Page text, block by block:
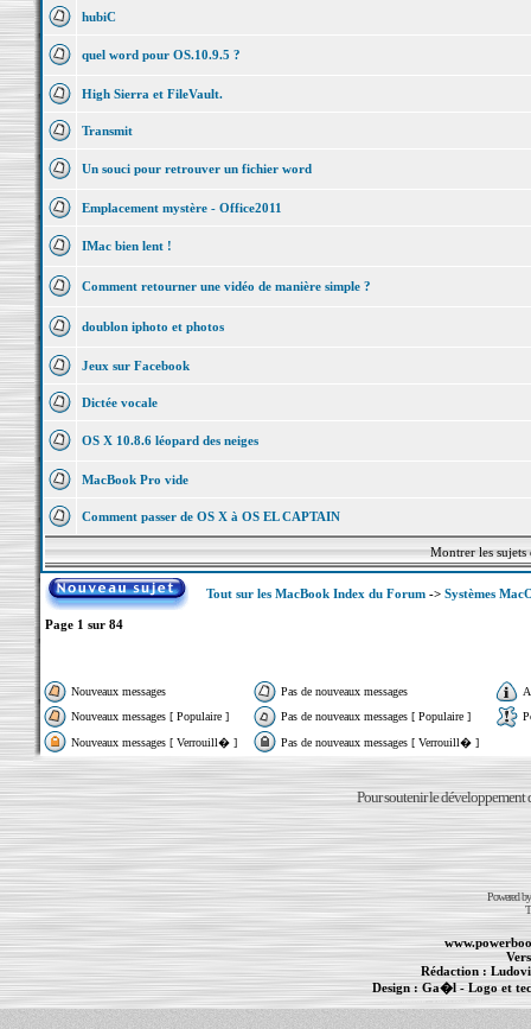
hubiC
quel word pour OS.10.9.5 ?
High Sierra et FileVault.
Transmit
Un souci pour retrouver un fichier word
Emplacement mystère - Office2011
IMac bien lent !
Comment retourner une vidéo de manière simple ?
doublon iphoto et photos
Jeux sur Facebook
Dictée vocale
OS X 10.8.6 léopard des neiges
MacBook Pro vide
Comment passer de OS X à OS EL CAPTAIN
Montrer les
Tout sur les MacBook Index du Forum-> Systèmes
Page 1 sur 84
Nouveaux messages Pas de nouveaux messages
Nouveaux messages [ Populaire ]
Pas de nouveaux messages [ Populaire ]
Nouveaux messages [ Verrouill� ]
Pas de nouveaux messages [ Verrouill� ]
Pour soutenir le développement
Powered
Rédaction :
Design : Ga�l- Logo et
Informations :